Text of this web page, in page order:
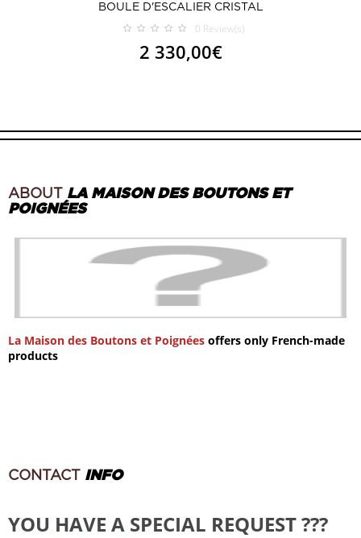
BOULE D'ESCALIER CRISTAL
0 Review(s)
2 330,00€
ABOUT LA MAISON DES BOUTONS ET
POIGNÉES
La Maison des Boutons et Poignées offers only French-made
products
CONTACT INFO
YOU HAVE A SPECIAL REQUEST ???